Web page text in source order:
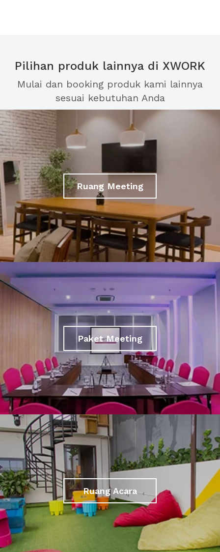
Pilihan produk lainnya di XWORK
Mulai dan booking produk kami lainnya
sesuai kebutuhan Anda
Ruang Meeting
Paket Meeting
Ruang Acara